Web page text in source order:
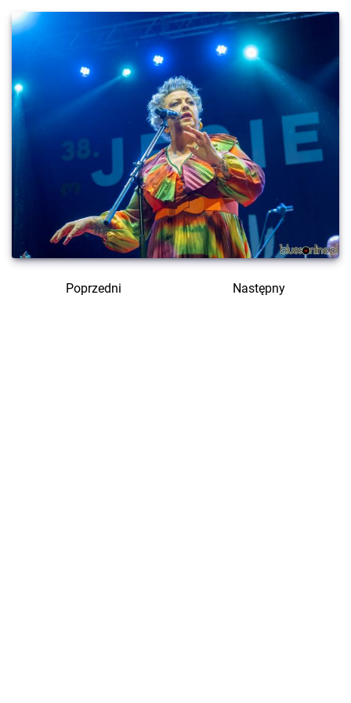
Poprzedni Następny